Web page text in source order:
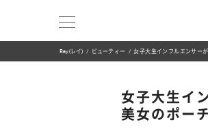
Ray(レイ) ビューティー 女子大生インフルエンサー
女子大生イ
美女のポー